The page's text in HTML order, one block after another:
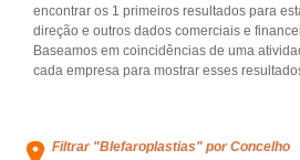
encontrar os 1 primeiros resultados para
direção e outros dados comerciais e
Baseamos em coincidências de uma
cada empresa para mostrar esses
Filtrar "Blefaroplastias" por Concelho